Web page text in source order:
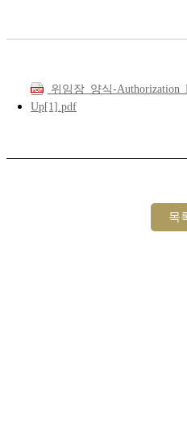
위임장_양식-
Up[1].pdf